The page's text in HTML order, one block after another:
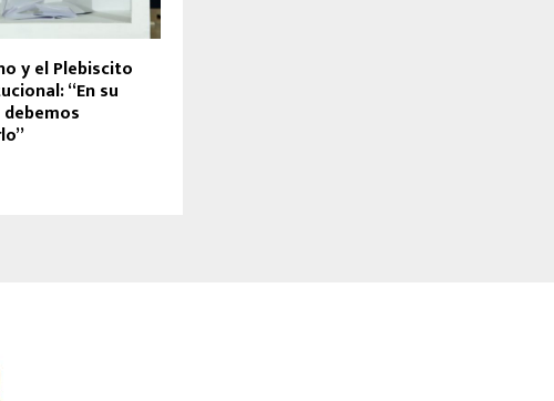
y el Plebiscito
“En su